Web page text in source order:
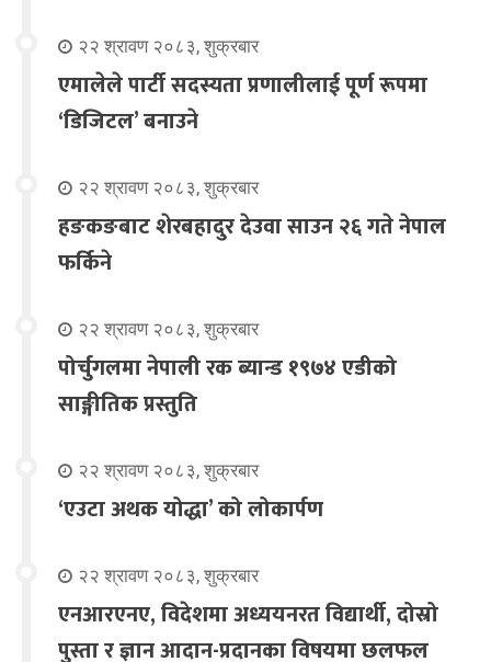
२२ श्रावण २०८३, शुक्रबार
एमालेले पार्टी सदस्यता प्रणालीलाई पूर्ण रूपमा
‘डिजिटल’ बनाउने
२२ श्रावण २०८३, शुक्रबार
हङकङबाट शेरबहादुर देउवा साउन २६ गते नेपाल
फर्किने
२२ श्रावण २०८३, शुक्रबार
पोर्चुगलमा नेपाली रक ब्यान्ड १९७४ एडीको
साङ्गीतिक प्रस्तुति
२२ श्रावण २०८३, शुक्रबार
‘एउटा अथक योद्धा’ को लोकार्पण
२२ श्रावण २०८३, शुक्रबार
एनआरएनए, विदेशमा अध्ययनरत विद्यार्थी, दोस्रो
पुस्ता र ज्ञान आदान-प्रदानका विषयमा छलफल